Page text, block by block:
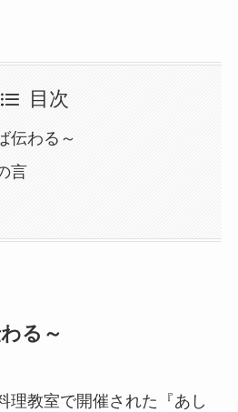
目次
わる～
言
る～
理教室で開催された『あし